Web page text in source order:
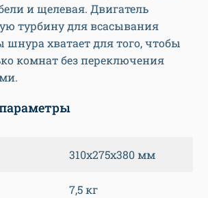
и щелевая. Двигатель
турбину для всасывания
шнура хватает для того, чтобы
комнат без переключения
310x275x380 мм
7,5 кг